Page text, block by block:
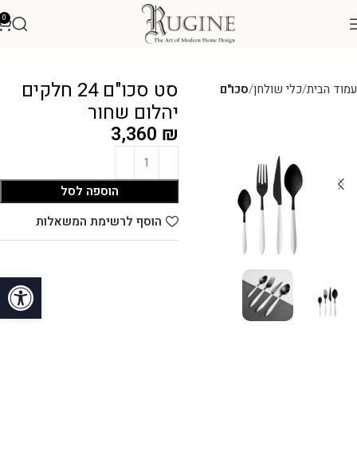
פתח
0
עמוד הבית כלי שולחן סכו"ם
סט סכו"ם 24 חלקים
יהלום שחור
3,360 ₪
הוספה לסל
הוסף לרשימת המשאלות